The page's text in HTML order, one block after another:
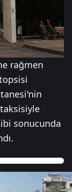
rağmen
sonucunda